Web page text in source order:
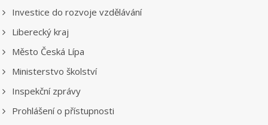
Investice do rozvoje vzdělávání
Liberecký kraj
Město Česká Lípa
Ministerstvo školství
Inspekční zprávy
Prohlášení o přístupnosti